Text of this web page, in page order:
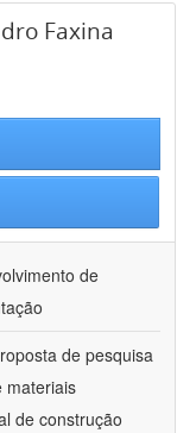
Faxina
de
de pesquisa
materiais
de construção